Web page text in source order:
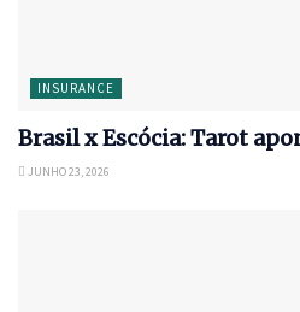
INSURANCE
Brasil x Escócia: Tarot
JUNHO 23, 2026